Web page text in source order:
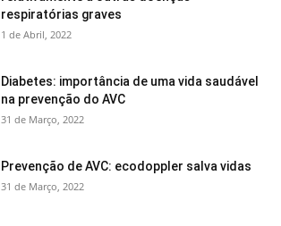
respiratórias graves
1 de Abril, 2022
Diabetes: importância de uma vida saudável
na prevenção do AVC
31 de Março, 2022
Prevenção de AVC: ecodoppler salva vidas
31 de Março, 2022